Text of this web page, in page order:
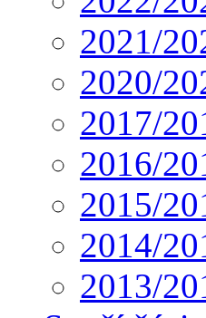
2021/
2020/
2017/
2016/
2015/
2014/
2013/